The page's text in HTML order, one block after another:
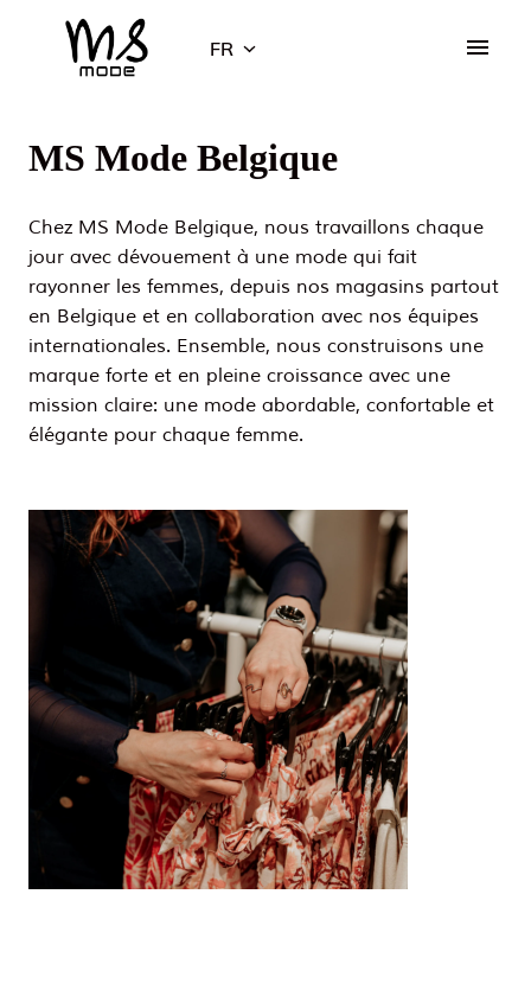
Page d'accueil FR
MS Mode Belgique
Chez MS Mode Belgique, nous travaillons chaque
jour avec dévouement à une mode qui fait
rayonner les femmes, depuis nos magasins partout
en Belgique et en collaboration avec nos équipes
internationales. Ensemble, nous construisons une
marque forte et en pleine croissance avec une
mission claire: une mode abordable, confortable et
élégante pour chaque femme.